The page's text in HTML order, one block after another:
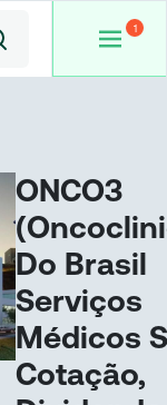
ONCO3
Do Brasil
Serviços
Médicos
Cotação,